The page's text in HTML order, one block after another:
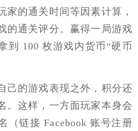
家的通关时间等因素计算，
的通关评分。赢得一局游戏
到 100 枚游戏内货币“硬币
己的游戏表现之外，积分还
。这样，一方面玩家本身会
（链接 Facebook 账号注册